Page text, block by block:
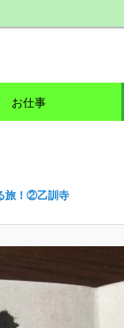
お仕事
旅！②乙訓寺